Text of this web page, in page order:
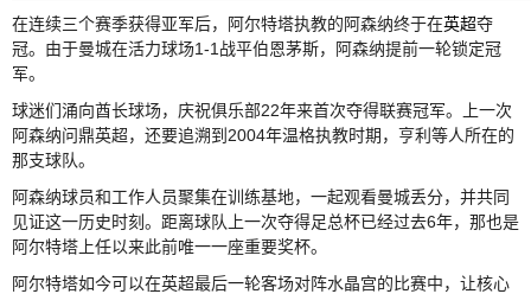
在连续三个赛季获得亚军后，阿尔特塔执教的阿森纳终于在英超夺
冠。由于曼城在活力球场1-1战平伯恩茅斯，阿森纳提前一轮锁定冠
军。
球迷们涌向酋长球场，庆祝俱乐部22年来首次夺得联赛冠军。上一次
阿森纳问鼎英超，还要追溯到2004年温格执教时期，亨利等人所在的
那支球队。
阿森纳球员和工作人员聚集在训练基地，一起观看曼城丢分，并共同
见证这一历史时刻。距离球队上一次夺得足总杯已经过去6年，那也是
阿尔特塔上任以来此前唯一一座重要奖杯。
阿尔特塔如今可以在英超最后一轮客场对阵水晶宫的比赛中，让核心